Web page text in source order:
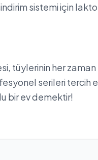
sistemi için
tüylerinin her
serileri tercih
bir ev demektir!